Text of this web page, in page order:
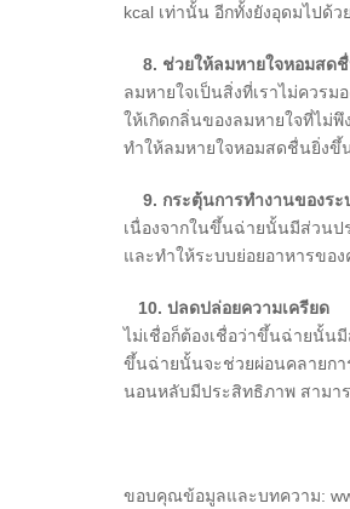
kcal เท่านั้น อีกทั้งยังอุดมไปด้
8. ช่วยให้ลมหายใจหอมสด
ลมหายใจเป็นสิ่งที่เราไม่ควร
ให้เกิดกลิ่นของลมหายใจที่ไม่
ทำให้ลมหายใจหอมสดชื่นยิ่งขึ้
9. กระตุ้นการทำงานของระ
เนื่องจากในขึ้นฉ่ายนั้นมีส่วนป
และทำให้ระบบย่อยอาหารขอ
10. ปลดปล่อยความเครียด
ไม่เชื่อก็ต้องเชื่อว่าขึ้นฉ่ายนั้น
ขึ้นฉ่ายนั้นจะช่วยผ่อนคลายกา
นอนหลับมีประสิทธิภาพ สามา
ขอบคุณข้อมูลและบทความ: